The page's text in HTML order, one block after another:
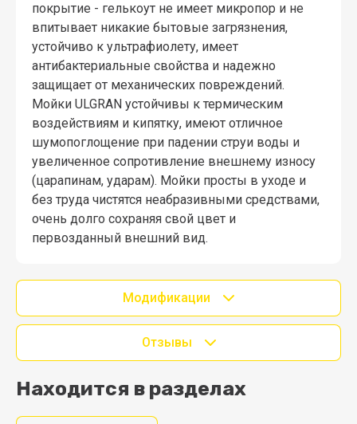
покрытие - гелькоут не имеет микропор и не
впитывает никакие бытовые загрязнения,
устойчиво к ультрафиолету, имеет
антибактериальные свойства и надежно
защищает от механических повреждений.
Мойки ULGRAN устойчивы к термическим
воздействиям и кипятку, имеют отличное
шумопоглощение при падении струи воды и
увеличенное сопротивление внешнему износу
(царапинам, ударам). Мойки просты в уходе и
без труда чистятся неабразивными средствами,
очень долго сохраняя свой цвет и
первозданный внешний вид.
Модификации
Отзывы
Находится в разделах